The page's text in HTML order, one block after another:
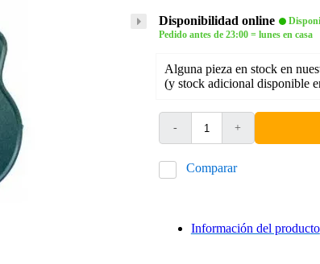
Disponibilidad online
Pedido antes de 23:00 = lunes en casa
Alguna pieza en stock en
(y stock adicional disponible
- +
Comparar
Información del producto